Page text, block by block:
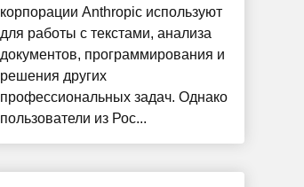
корпорации Anthropic используют
для работы с текстами, анализа
документов, программирования и
решения других
профессиональных задач. Однако
пользователи из Рос...